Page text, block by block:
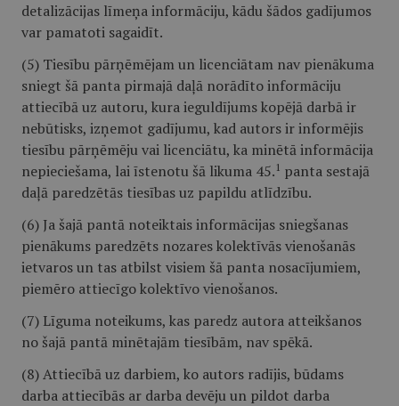
detalizācijas līmeņa informāciju, kādu šādos gadījumos
var pamatoti sagaidīt.
(5) Tiesību pārņēmējam un licenciātam nav pienākuma
sniegt šā panta pirmajā daļā norādīto informāciju
attiecībā uz autoru, kura ieguldījums kopējā darbā ir
nebūtisks, izņemot gadījumu, kad autors ir informējis
tiesību pārņēmēju vai licenciātu, ka minētā informācija
nepieciešama, lai īstenotu šā likuma 45. 1 panta sestajā
daļā paredzētās tiesības uz papildu atlīdzību.
(6) Ja šajā pantā noteiktais informācijas sniegšanas
pienākums paredzēts nozares kolektīvās vienošanās
ietvaros un tas atbilst visiem šā panta nosacījumiem,
piemēro attiecīgo kolektīvo vienošanos.
(7) Līguma noteikums, kas paredz autora atteikšanos
no šajā pantā minētajām tiesībām, nav spēkā.
(8) Attiecībā uz darbiem, ko autors radījis, būdams
darba attiecībās ar darba devēju un pildot darba